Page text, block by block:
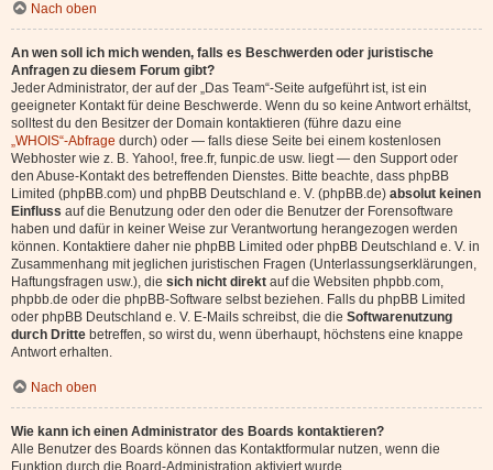
Nach oben
An wen soll ich mich wenden, falls es Beschwerden oder juristische
Anfragen zu diesem Forum gibt?
Jeder Administrator, der auf der „Das Team“-Seite aufgeführt ist, ist ein
geeigneter Kontakt für deine Beschwerde. Wenn du so keine Antwort erhältst,
solltest du den Besitzer der Domain kontaktieren (führe dazu eine
„WHOIS“-Abfrage durch) oder — falls diese Seite bei einem kostenlosen
Webhoster wie z. B. Yahoo!, free.fr, funpic.de usw. liegt — den Support oder
den Abuse-Kontakt des betreffenden Dienstes. Bitte beachte, dass phpBB
Limited (phpBB.com) und phpBB Deutschland e. V. (phpBB.de) absolut keinen
Einfluss auf die Benutzung oder den oder die Benutzer der Forensoftware
haben und dafür in keiner Weise zur Verantwortung herangezogen werden
können. Kontaktiere daher nie phpBB Limited oder phpBB Deutschland e. V. in
Zusammenhang mit jeglichen juristischen Fragen (Unterlassungserklärungen,
Haftungsfragen usw.), die sich nicht direkt auf die Websiten phpbb.com,
phpbb.de oder die phpBB-Software selbst beziehen. Falls du phpBB Limited
oder phpBB Deutschland e. V. E-Mails schreibst, die die Softwarenutzung
durch Dritte betreffen, so wirst du, wenn überhaupt, höchstens eine knappe
Antwort erhalten.
Nach oben
Wie kann ich einen Administrator des Boards kontaktieren?
Alle Benutzer des Boards können das Kontaktformular nutzen, wenn die
Funktion durch die Board-Administration aktiviert wurde.